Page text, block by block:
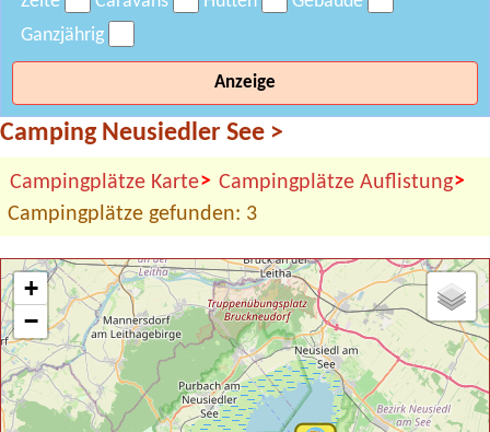
Ganzjährig
Anzeige
Camping Neusiedler See >
Campingplätze Karte> Campingplätze Auflistung>
Campingplätze gefunden: 3
+
−